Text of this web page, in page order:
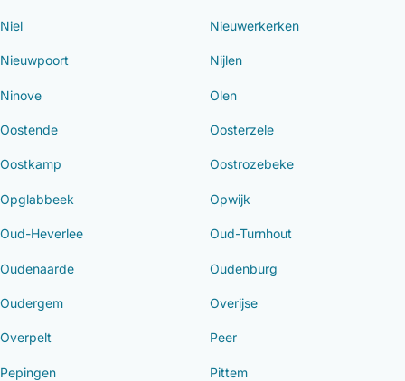
Niel Nieuwerkerken
Nieuwpoort Nijlen
Ninove Olen
Oostende Oosterzele
Oostkamp Oostrozebeke
Opglabbeek Opwijk
Oud-Heverlee Oud-Turnhout
Oudenaarde Oudenburg
Oudergem Overijse
Overpelt Peer
Pepingen Pittem